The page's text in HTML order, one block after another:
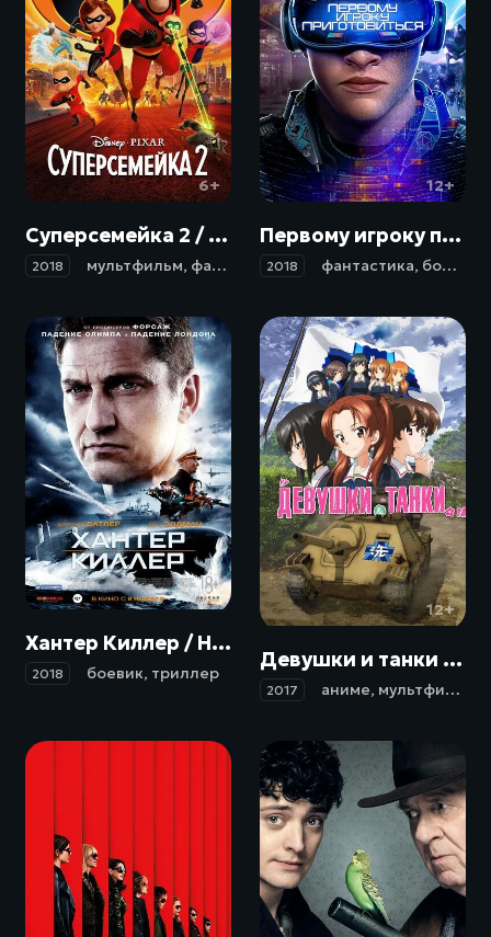
6+
Суперсемейка 2 / Incredibles 2 (2018)
2018 мультфильм, фантастика ,боевик,комедия,
12+
Первому игроку приготовиться / Ready Player One (2018)
2018 фантастика, боевик
18+
Хантер Киллер / Hunter Killer (2018)
2018 боевик, триллер
12+
Девушки и танки / Girls und Panzer das Finale (2017)
2017 аниме, мультфильм